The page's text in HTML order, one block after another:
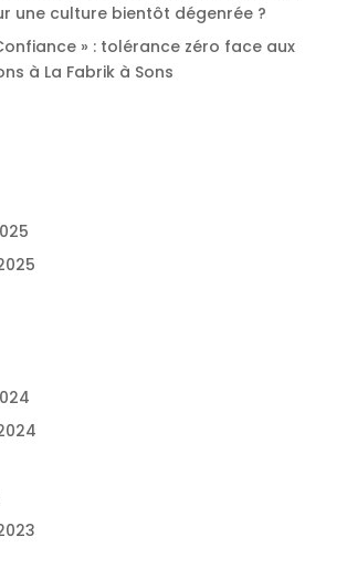
une culture bientôt dégenrée ?
» : tolérance zéro face aux
à La Fabrik à Sons